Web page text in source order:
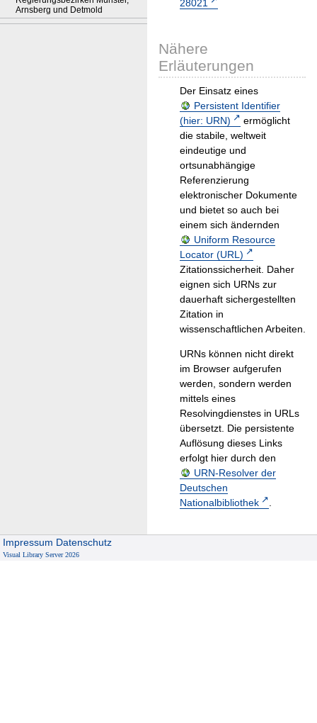
Arnsberg und Detmold
28021
Nähere
Erläuterungen
Der Einsatz eines
Persistent Identifier
(hier: URN)
ermöglicht
die stabile, weltweit
eindeutige und
ortsunabhängige
Referenzierung
elektronischer Dokumente
und bietet so auch bei
einem sich ändernden
Uniform Resource
Locator (URL)
Zitationssicherheit. Daher
eignen sich URNs zur
dauerhaft sichergestellten
Zitation in
wissenschaftlichen Arbeiten.
URNs können nicht direkt
im Browser aufgerufen
werden, sondern werden
mittels eines
Resolvingdienstes in URLs
übersetzt. Die persistente
Auflösung dieses Links
erfolgt hier durch den
URN-Resolver der
Deutschen
Nationalbibliothek
.
Impressum Datenschutz
Visual Library Server 2026